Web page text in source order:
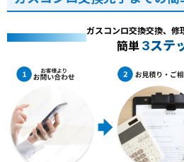
ガスコンロ交換交換、修
簡単 3ステ